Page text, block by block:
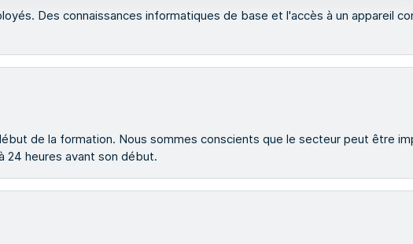
Des connaissances informatiques de base et l'accès à un appareil
de la formation. Nous sommes conscients que le secteur peut être
24 heures avant son début.